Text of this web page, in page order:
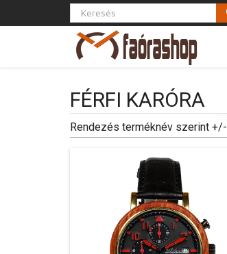
FÉRFI KARÓRA
Rendezés terméknév szerint +/-